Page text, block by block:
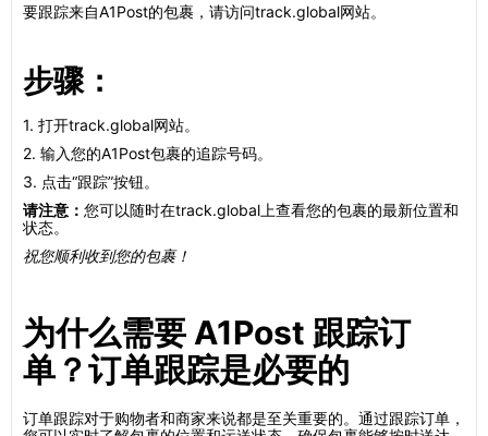
要跟踪来自A1Post的包裹，请访问track.global网站。
步骤：
1. 打开track.global网站。
2. 输入您的A1Post包裹的追踪号码。
3. 点击“跟踪”按钮。
请注意： 您可以随时在track.global上查看您的包裹的最新位置和
状态。
祝您顺利收到您的包裹！
为什么需要 A1Post 跟踪订
单？订单跟踪是必要的
订单跟踪对于购物者和商家来说都是至关重要的。通过跟踪订单，